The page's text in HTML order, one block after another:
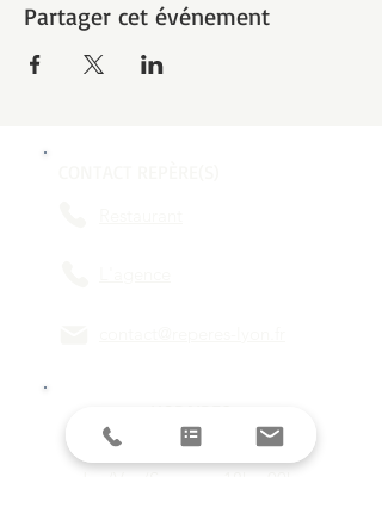
Partager cet événement
Mar/Mer
18h - 23h